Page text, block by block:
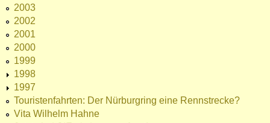
2003
2002
2001
2000
1999
1998
1997
Touristenfahrten: Der Nürburgring eine Rennstrecke?
Vita Wilhelm Hahne